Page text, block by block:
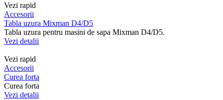
Vezi rapid
Accesorii
Tabla uzura Mixman D4/D5
Tabla uzura pentru masini de sapa Mixman D4/D5.
Vezi detalii
Vezi rapid
Accesorii
Curea forta
Curea forta
Vezi detalii